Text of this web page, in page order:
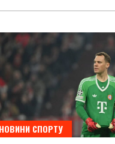
НОВИНИ СПОРТУ